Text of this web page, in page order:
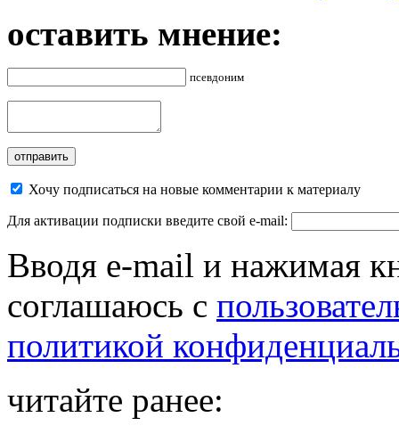
оставить мнение:
псевдоним
Хочу подписаться на новые комментарии к материалу
Для активации подписки введите свой e-mail:
Вводя e-mail и нажимая
соглашаюсь с
политикой
читайте ранее: